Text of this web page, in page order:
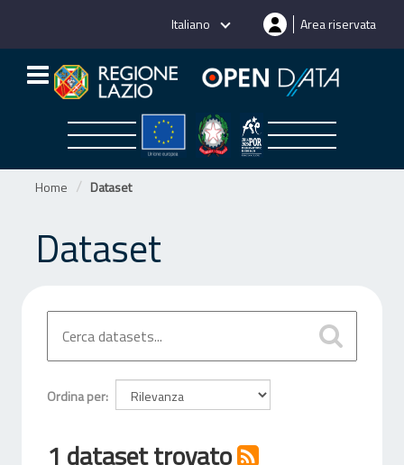
Italiano Area riservata
Home Dataset
Dataset
Ordina per
1 dataset trovato